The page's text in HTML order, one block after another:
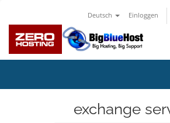
Deutsch Einloggen
exchange